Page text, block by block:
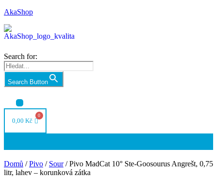
AkaShop
Search for:
Search Button
Nabídka
0,00 Kč
Domů /Pivo / Sour/ Pivo MadCat 10° Ste-Goosourus Angrešt, 0,75
litr, lahev – korunková zátka